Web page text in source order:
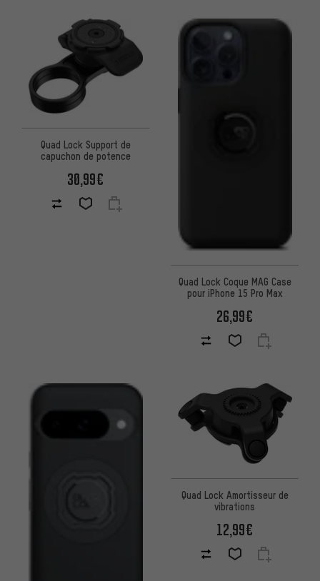
Quad Lock Support de
capuchon de potence
30,99€
Quad Lock Coque MAG Case
pour iPhone 15 Pro Max
26,99€
Quad Lock Amortisseur de
vibrations
12,99€